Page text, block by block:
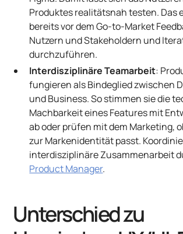
Produktes realitätsnah testen. Das
bereits vor dem Go-to-Market
Nutzern und Stakeholdern und
durchzuführen.
Interdisziplinäre Teamarbeit:
fungieren als Bindeglied zwischen
und Business. So stimmen sie die
Machbarkeit eines Features mit
ab oder prüfen mit dem Marketing,
zur Markenidentität passt.
interdisziplinäre Zusammenarbeit
Product Manager.
Unterschied zu